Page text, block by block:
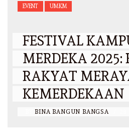
EVENT UMKM
FESTIVAL
MERDEKA 2025:
RAKYAT
KEMERDEKAAN
BINA BANGUN BANGSA